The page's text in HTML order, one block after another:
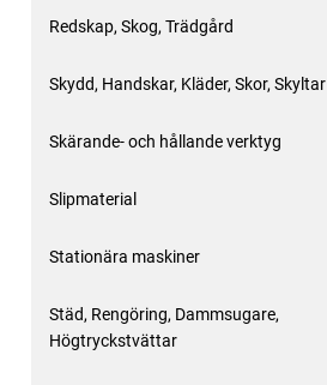
Redskap, Skog, Trädgård
Skydd, Handskar, Kläder, Skor, Skyltar
Skärande- och hållande verktyg
Slipmaterial
Stationära maskiner
Städ, Rengöring, Dammsugare,
Högtryckstvättar